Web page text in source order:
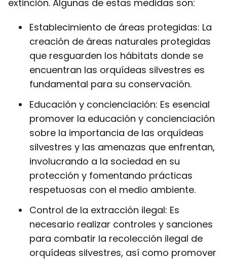
extinción. Algunas de estas medidas son:
Establecimiento de áreas protegidas: La
creación de áreas naturales protegidas
que resguarden los hábitats donde se
encuentran las orquídeas silvestres es
fundamental para su conservación.
Educación y concienciación: Es esencial
promover la educación y concienciación
sobre la importancia de las orquídeas
silvestres y las amenazas que enfrentan,
involucrando a la sociedad en su
protección y fomentando prácticas
respetuosas con el medio ambiente.
Control de la extracción ilegal: Es
necesario realizar controles y sanciones
para combatir la recolección ilegal de
orquídeas silvestres, así como promover